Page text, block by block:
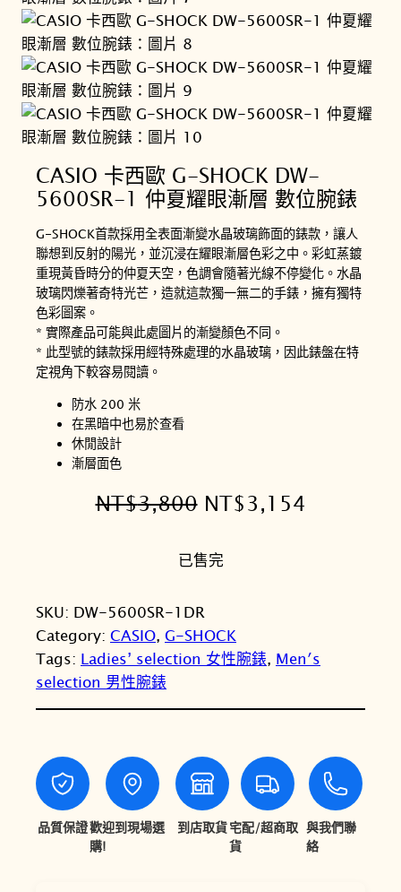
CASIO 卡西歐 G-SHOCK DW-
5600SR-1 仲夏耀眼漸層 數位腕錶
G-SHOCK首款採用全表面漸變水晶玻璃飾面的錶款，讓人
聯想到反射的陽光，並沉浸在耀眼漸層色彩之中。彩虹蒸鍍
重現黃昏時分的仲夏天空，色調會隨著光線不停變化。水晶
玻璃閃爍著奇特光芒，造就這款獨一無二的手錶，擁有獨特
色彩圖案。
* 實際產品可能與此處圖片的漸變顏色不同。
* 此型號的錶款採用經特殊處理的水晶玻璃，因此錶盤在特
定視角下較容易閱讀。
防水 200 米
在黑暗中也易於查看
休閒設計
漸層面色
NT$3,800 原
價
：
N
3
,
8
NT$3,154
N
,
1
5
已售完
SKU: DW-5600SR-1DR
Category: CASIO, G-SHOCK
Tags: Ladies’ selection 女性腕錶, Men′s
selection 男性腕錶
品質保證歡迎到現場選
購!
到店取貨宅配/超商取
貨
與我們聯
絡